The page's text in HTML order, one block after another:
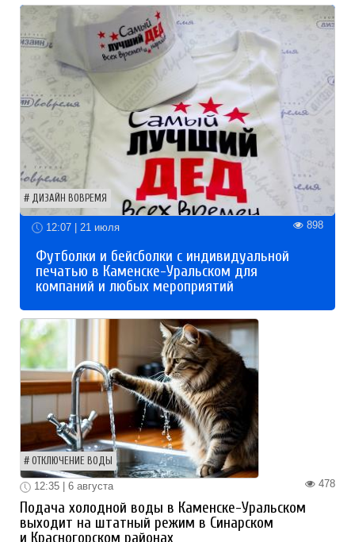
ДИЗАЙН ВОВРЕМЯ
12:07 | 21 июля 898
Футболки и бейсболки с индивидуальной
печатью в Каменске-Уральском для
компаний и любых мероприятий
ОТКЛЮЧЕНИЕ ВОДЫ
478
12:35 | 6 августа
Подача холодной воды в Каменске-Уральском
выходит на штатный режим в Синарском
и Красногорском районах